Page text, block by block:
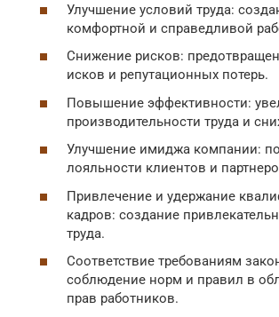
Улучшение условий труда:
комфортной и справедливой
Снижение рисков:
исков и репутационных потерь.
Повышение эффективности:
производительности труда и
Улучшение имиджа компании:
лояльности клиентов и
Привлечение и удержание
кадров: создание
труда.
Соответствие требованиям
соблюдение норм и правил в
прав работников.